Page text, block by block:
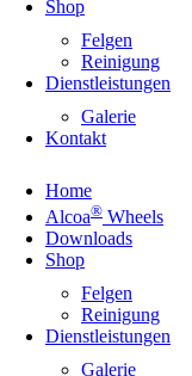
Shop
Felgen
Reinigung
Dienstleistungen
Galerie
Kontakt
Home
Alcoa® Wheels
Downloads
Shop
Felgen
Reinigung
Dienstleistungen
Galerie